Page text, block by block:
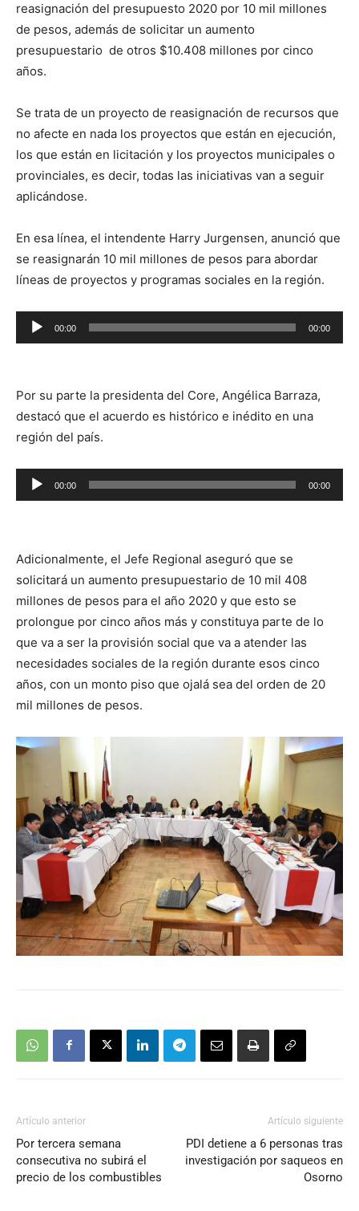
reasignación del presupuesto 2020 por 10 mil millones
de pesos, además de solicitar un aumento
presupuestario de otros $10.408 millones por cinco
años.
Se trata de un proyecto de reasignación de recursos que
no afecte en nada los proyectos que están en ejecución,
los que están en licitación y los proyectos municipales o
provinciales, es decir, todas las iniciativas van a seguir
aplicándose.
En esa línea, el intendente Harry Jurgensen, anunció que
se reasignarán 10 mil millones de pesos para abordar
líneas de proyectos y programas sociales en la región.
Reproductor
de
00:00 00:00
Por su parte la presidenta del Core, Angélica Barraza,
destacó que el acuerdo es histórico e inédito en una
región del país.
Reproductor
de
00:00 00:00
Adicionalmente, el Jefe Regional aseguró que se
solicitará un aumento presupuestario de 10 mil 408
millones de pesos para el año 2020 y que esto se
prolongue por cinco años más y constituya parte de lo
que va a ser la provisión social que va a atender las
necesidades sociales de la región durante esos cinco
años, con un monto piso que ojalá sea del orden de 20
mil millones de pesos.
Artículo anterior
Por tercera semana
consecutiva no subirá el
precio de los combustibles
Artículo siguiente
PDI detiene a 6 personas tras
investigación por saqueos en
Osorno